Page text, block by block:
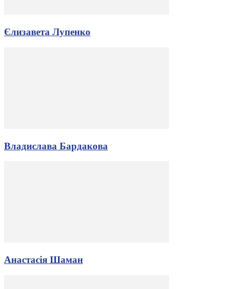
Єлизавета Лупенко
Владислава Бардакова
Анастасія Шаман